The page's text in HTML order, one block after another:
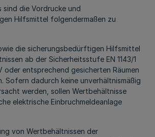
sind die Vordrucke und
Hilfsmittel folgendermaßen zu
die sicherungsbedürftigen Hilfsmittel
ab der Sicherheitsstufe EN 1143/1
oder entsprechend gesicherten Räumen
Sofern dadurch keine unverhältnismäßig
werden, sollen Wertbehältnisse
elektrische Einbruchmeldeanlage
von Wertbehältnissen der